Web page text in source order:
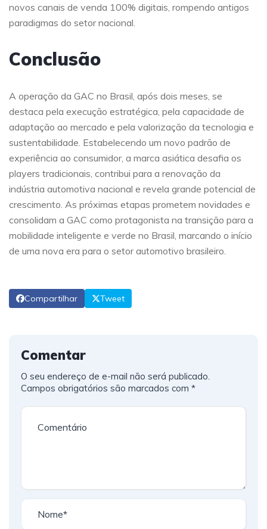
novos canais de venda 100% digitais, rompendo antigos
paradigmas do setor nacional.
Conclusão
A operação da GAC no Brasil, após dois meses, se
destaca pela execução estratégica, pela capacidade de
adaptação ao mercado e pela valorização da tecnologia e
sustentabilidade. Estabelecendo um novo padrão de
experiência ao consumidor, a marca asiática desafia os
players tradicionais, contribui para a renovação da
indústria automotiva nacional e revela grande potencial de
crescimento. As próximas etapas prometem novidades e
consolidam a GAC como protagonista na transição para a
mobilidade inteligente e verde no Brasil, marcando o início
de uma nova era para o setor automotivo brasileiro.
Compartilhar Tweet
Comentar
O seu endereço de e-mail não será publicado.
Campos obrigatórios são marcados com *